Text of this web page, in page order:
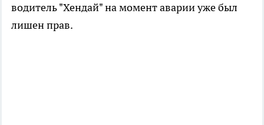
водитель "Хендай" на момент аварии уже был
лишен прав.